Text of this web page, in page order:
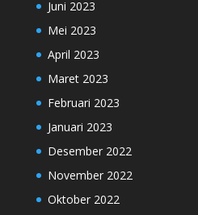
Juni 2023
Mei 2023
April 2023
Maret 2023
Februari 2023
Januari 2023
Desember 2022
November 2022
Oktober 2022